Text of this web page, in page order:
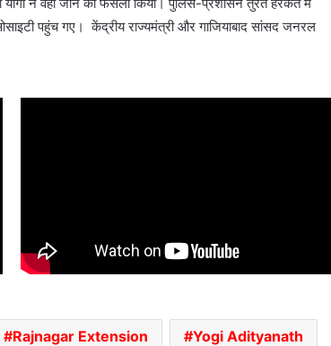
पहुंच गए। केंद्रीय राज्यमंत्री और गाजियाबाद सांसद जनरल
Rajnagar Extension Yogi Adityanath